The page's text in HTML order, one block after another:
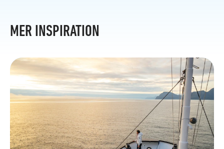
MER INSPIRATION